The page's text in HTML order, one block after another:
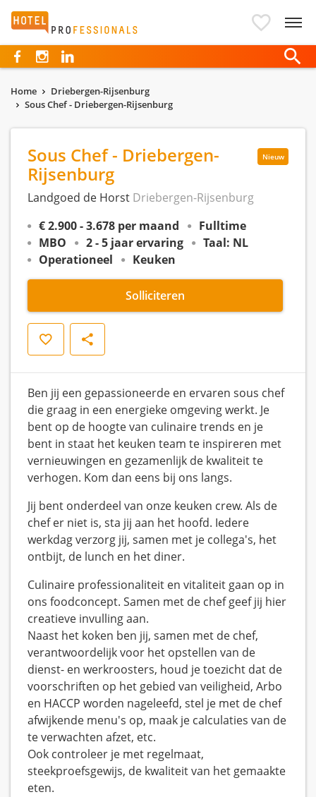
Hotelprofessionals
Home
Driebergen-Rijsenburg
Sous Chef - Driebergen-Rijsenburg
Nieuw
Sous Chef - Driebergen-
Rijsenburg
Landgoed de Horst Driebergen-Rijsenburg
€ 2.900 - 3.678 per maand
Fulltime
MBO
2 - 5 jaar ervaring
Taal: NL
Operationeel
Keuken
Solliciteren
Opslaan Delen
Ben jij een gepassioneerde en ervaren sous chef
die graag in een energieke omgeving werkt. Je
bent op de hoogte van culinaire trends en je
bent in staat het keuken team te inspireren met
vernieuwingen en gezamenlijk de kwaliteit te
verhogen. Kom dan eens bij ons langs.
Jij bent onderdeel van onze keuken crew. Als de
chef er niet is, sta jij aan het hoofd. Iedere
werkdag verzorg jij, samen met je collega's, het
ontbijt, de lunch en het diner.
Culinaire professionaliteit en vitaliteit gaan op in
ons foodconcept. Samen met de chef geef jij hier
creatieve invulling aan.
Naast het koken ben jij, samen met de chef,
verantwoordelijk voor het opstellen van de
dienst- en werkroosters, houd je toezicht dat de
voorschriften op het gebied van veiligheid, Arbo
en HACCP worden nageleefd, stel je met de chef
afwijkende menu's op, maak je calculaties van de
te verwachten afzet, etc.
Ook controleer je met regelmaat,
steekproefsgewijs, de kwaliteit van het gemaakte
eten.